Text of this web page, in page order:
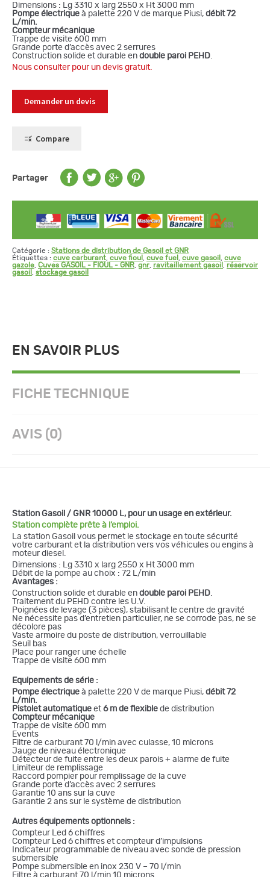
Dimensions : Lg 3310 x larg 2550 x Ht 3000 mm
Pompe électrique à palette 220 V de marque Piusi, débit 72
L/min.
Compteur mécanique
Trappe de visite 600 mm
Grande porte d’accès avec 2 serrures
Construction solide et durable en double paroi PEHD
Nous consulter pour un devis gratuit.
Demander un devis
Compare
Partager
Catégorie : Stations de distribution de Gasoil et GNR
Étiquettes : cuve carburant cuve fioul cuve fuel cuve gasoil
cuve
gazole Cuves GASOIL - FIOUL - GNR gnr ravitaillement gasoil
réservoir
gasoil
stockage gasoil
EN SAVOIR PLUS
FICHE TECHNIQUE
AVIS (0)
Station Gasoil / GNR 10000 L, pour un usage en extérieur.
Station complète prête à l’emploi.
La station Gasoil vous permet le stockage en toute sécurité
votre carburant et la distribution vers vos véhicules ou engins à
moteur diesel.
Dimensions : Lg 3310 x larg 2550 x Ht 3000 mm
Débit de la pompe au choix : 72 L/min
Avantages :
Construction solide et durable en double paroi PEHD
Traitement du PEHD contre les U.V.
Poignées de levage (3 pièces), stabilisant le centre de gravité
Ne nécessite pas d’entretien particulier, ne se corrode pas, ne se
décolore pas
Vaste armoire du poste de distribution, verrouillable
Seuil bas
Place pour ranger une échelle
Trappe de visite 600 mm
Equipements de série :
Pompe électrique à palette 220 V de marque Piusi, débit 72
L/min.
Pistolet automatique et 6 m de flexible de distribution
Compteur mécanique
Trappe de visite 600 mm
Events
Filtre de carburant 70 l/min avec culasse, 10 microns
Jauge de niveau électronique
Détecteur de fuite entre les deux parois + alarme de fuite
Limiteur de remplissage
Raccord pompier pour remplissage de la cuve
Grande porte d’accès avec 2 serrures
Garantie 10 ans sur la cuve
Garantie 2 ans sur le système de distribution
Autres équipements optionnels :
Compteur Led 6 chiffres
Compteur Led 6 chiffres et compteur d’impulsions
Indicateur programmable de niveau avec sonde de pression
submersible
Pompe submersible en inox 230 V – 70 l/min
Filtre à carburant 70 l/min 10 microns